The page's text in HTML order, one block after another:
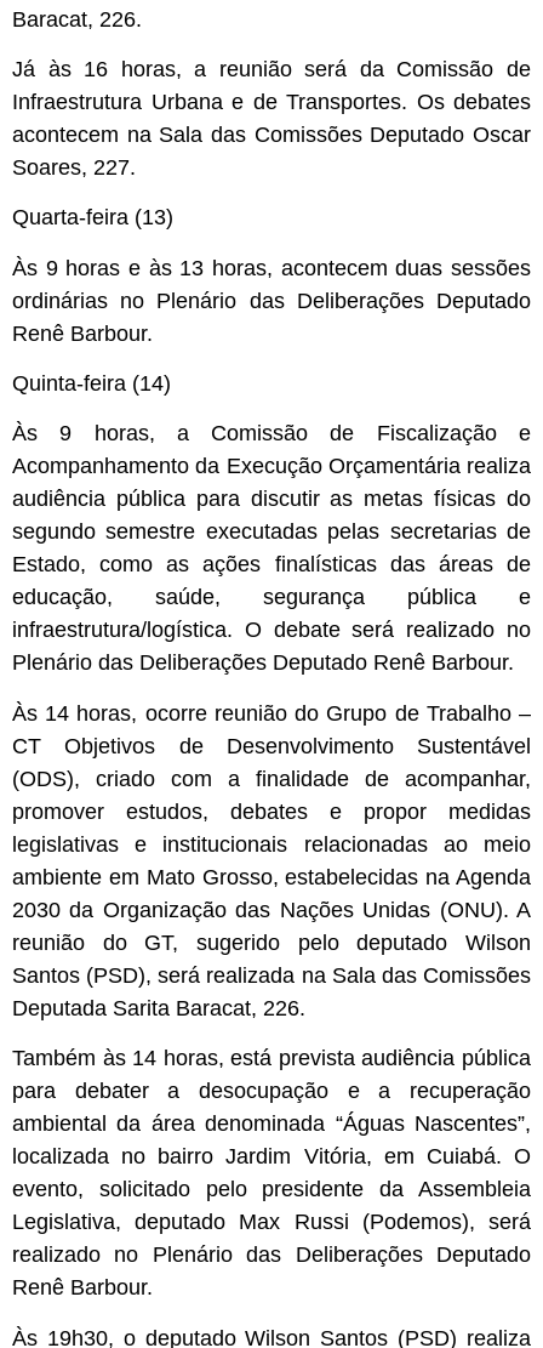
Baracat, 226.
Já às 16 horas, a reunião será da Comissão de
Infraestrutura Urbana e de Transportes. Os debates
acontecem na Sala das Comissões Deputado Oscar
Soares, 227.
Quarta-feira (13)
Às 9 horas e às 13 horas, acontecem duas sessões
ordinárias no Plenário das Deliberações Deputado
Renê Barbour.
Quinta-feira (14)
Às 9 horas, a Comissão de Fiscalização e
Acompanhamento da Execução Orçamentária realiza
audiência pública para discutir as metas físicas do
segundo semestre executadas pelas secretarias de
Estado, como as ações finalísticas das áreas de
educação, saúde, segurança pública e
infraestrutura/logística. O debate será realizado no
Plenário das Deliberações Deputado Renê Barbour.
Às 14 horas, ocorre reunião do Grupo de Trabalho –
CT Objetivos de Desenvolvimento Sustentável
(ODS), criado com a finalidade de acompanhar,
promover estudos, debates e propor medidas
legislativas e institucionais relacionadas ao meio
ambiente em Mato Grosso, estabelecidas na Agenda
2030 da Organização das Nações Unidas (ONU). A
reunião do GT, sugerido pelo deputado Wilson
Santos (PSD), será realizada na Sala das Comissões
Deputada Sarita Baracat, 226.
Também às 14 horas, está prevista audiência pública
para debater a desocupação e a recuperação
ambiental da área denominada “Águas Nascentes”,
localizada no bairro Jardim Vitória, em Cuiabá. O
evento, solicitado pelo presidente da Assembleia
Legislativa, deputado Max Russi (Podemos), será
realizado no Plenário das Deliberações Deputado
Renê Barbour.
Às 19h30, o deputado Wilson Santos (PSD) realiza